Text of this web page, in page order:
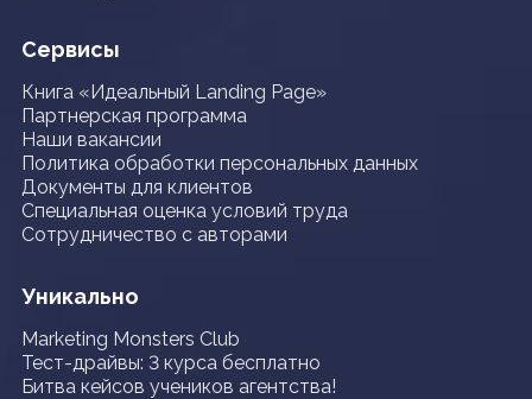
Сервисы
Книга «Идеальный Landing Page»
Партнерская программа
Наши вакансии
Политика обработки персональных данных
Документы для клиентов
Специальная оценка условий труда
Сотрудничество с авторами
Уникально
Marketing Monsters Club
Тест-драйвы: 3 курса бесплатно
Битва кейсов учеников агентства!